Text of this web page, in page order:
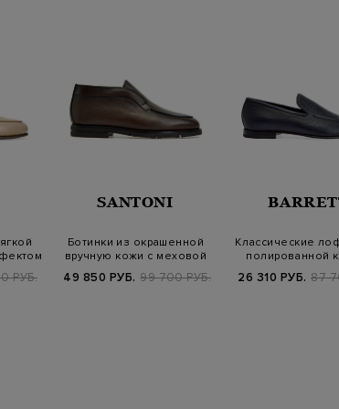
РУБ.
SANTONI
Ботинки из окрашенной
вручную кожи с меховой
49 850 РУБ. 99 700 РУБ.
Классические
полированной
26 310 РУБ. 87